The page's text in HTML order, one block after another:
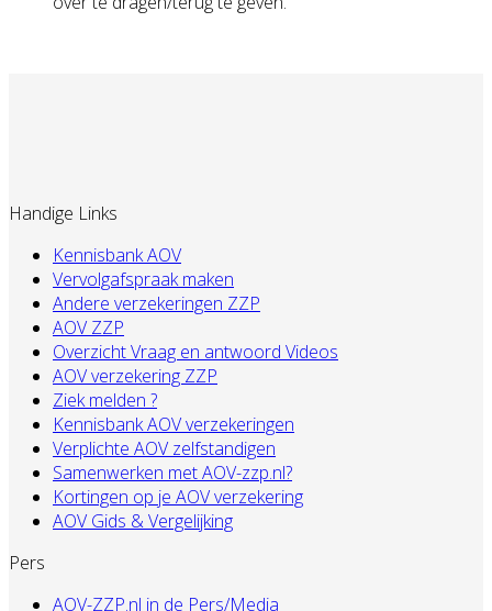
Handige Links
Kennisbank AOV
Vervolgafspraak maken
Andere verzekeringen ZZP
AOV ZZP
Overzicht Vraag en antwoord Videos
AOV verzekering ZZP
Ziek melden ?
Kennisbank AOV verzekeringen
Verplichte AOV zelfstandigen
Samenwerken met AOV-zzp.nl?
Kortingen op je AOV verzekering
AOV Gids & Vergelijking
Pers
AOV-ZZP.nl in de Pers/Media